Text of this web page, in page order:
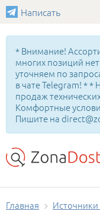
Написать
* Внимание!
многих позиций
уточняем по
в чате Telegram! *
продаж
Комфортные
Пишите на
Главная